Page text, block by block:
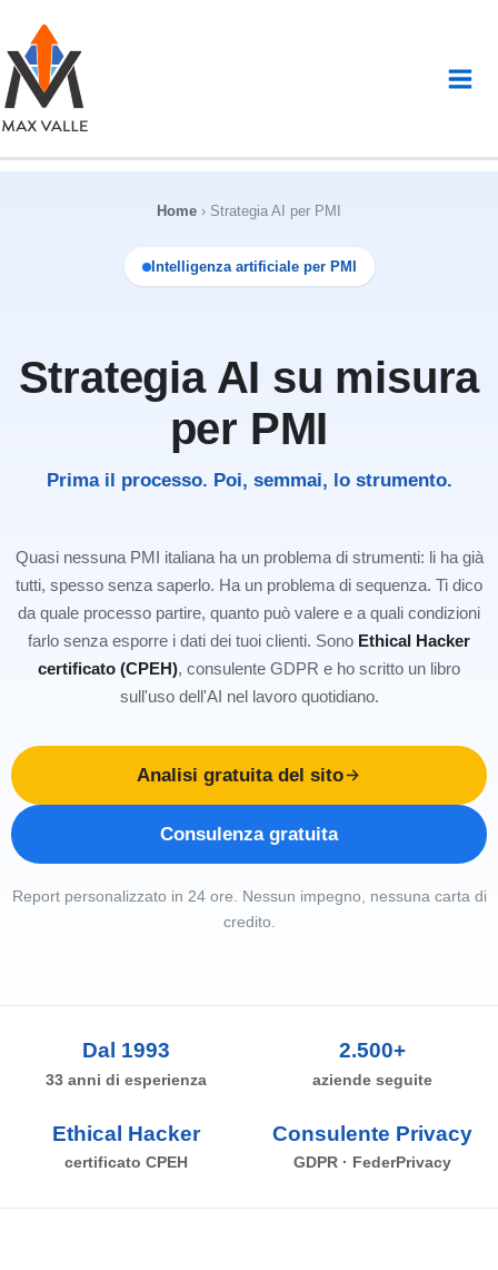
contenuto
Home › Strategia AI per PMI
Intelligenza artificiale per PMI
Strategia AI su misura
per PMI
Prima il processo. Poi, semmai, lo strumento.
Quasi nessuna PMI italiana ha un problema di strumenti: li ha già
tutti, spesso senza saperlo. Ha un problema di sequenza. Ti dico
da quale processo partire, quanto può valere e a quali condizioni
farlo senza esporre i dati dei tuoi clienti. Sono Ethical Hacker
certificato (CPEH), consulente GDPR e ho scritto un libro
sull'uso dell'AI nel lavoro quotidiano.
Analisi gratuita del sito
Consulenza gratuita
Report personalizzato in 24 ore. Nessun impegno, nessuna carta di
credito.
Dal 1993
33 anni di esperienza
2.500+
aziende seguite
Ethical Hacker
certificato CPEH
Consulente Privacy
GDPR · FederPrivacy